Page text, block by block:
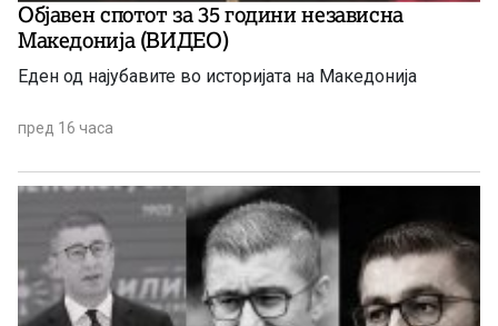
Објавен спотот за 35 години независна
Македонија (ВИДЕО)
Еден од најубавите во историјата на Македонија
пред 16 часа